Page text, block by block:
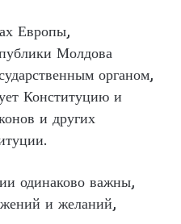
Европы,
Молдова
органом,
Конституцию и
и других
одинаково важны,
и желаний,